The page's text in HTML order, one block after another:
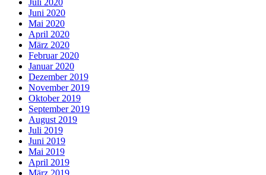
Juli 2020
Juni 2020
Mai 2020
April 2020
März 2020
Februar 2020
Januar 2020
Dezember 2019
November 2019
Oktober 2019
September 2019
August 2019
Juli 2019
Juni 2019
Mai 2019
April 2019